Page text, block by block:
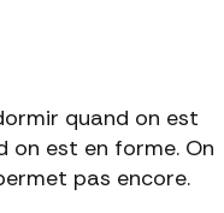
quand on est
on est en forme. On
pas encore.